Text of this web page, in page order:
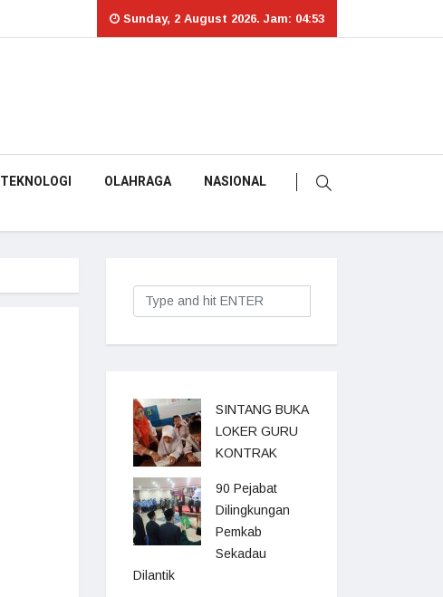
Sunday, 2 August 2026. Jam: 04:53
TEKNOLOGI OLAHRAGA NASIONAL
SINTANG BUKA
LOKER GURU
KONTRAK
90 Pejabat
Dilingkungan
Pemkab
Sekadau
Dilantik